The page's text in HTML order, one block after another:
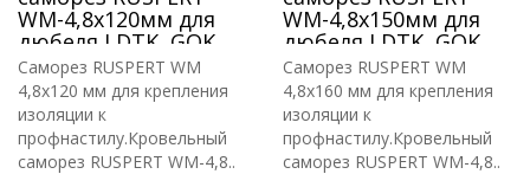
WM-4,8х120мм для
дюбеля LDTK, GOK,
RIF.
Саморез RUSPERT WM
4,8х120 мм для крепления
изоляции к
профнастилу.Кровельный
саморез RUSPERT WM-4,8..
WM-4,8х150мм для
дюбеля LDTK, GOK,
RIF.
Саморез RUSPERT WM
4,8х160 мм для крепления
изоляции к
профнастилу.Кровельный
саморез RUSPERT WM-4,8..